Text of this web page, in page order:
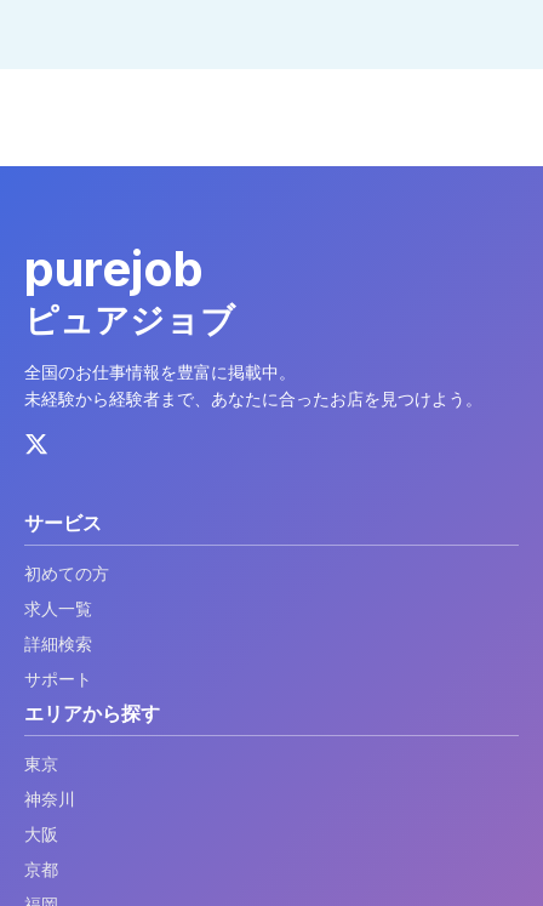
purejob
ピュアジョブ
全国のお仕事情報を豊富に掲載中。
未経験から経験者まで、あなたに合ったお店を見つけよう。
サービス
初めての方
求人一覧
詳細検索
サポート
エリアから探す
東京
神奈川
大阪
京都